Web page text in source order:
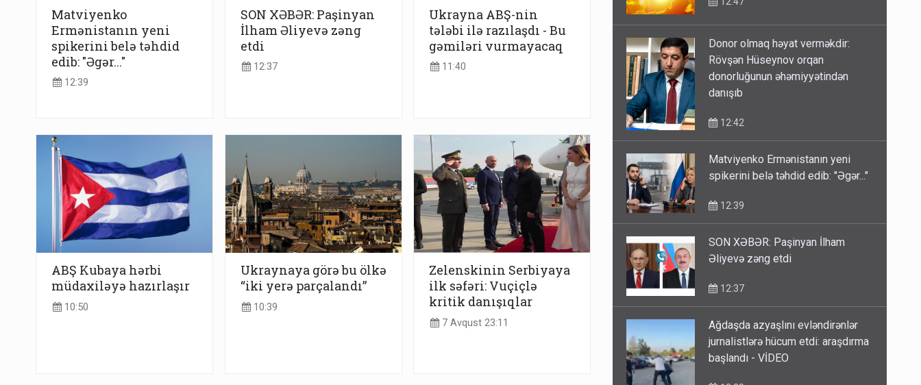
Matviyenko
Ermənistanın yeni
spikerini belə təhdid
edib: "Əgər..."
12:39
SON XƏBƏR: Paşinyan
İlham Əliyevə zəng
etdi
12:37
Ukrayna ABŞ-nin
tələbi ilə razılaşdı - Bu
gəmiləri vurmayacaq
11:40
ABŞ Kubaya hərbi
müdaxiləyə hazırlaşır
10:50
Ukraynaya görə bu ölkə
“iki yerə parçalandı”
10:39
Zelenskinin Serbiyaya
ilk səfəri: Vuçiçlə
kritik danışıqlar
7 Avqust 23:11
Donor olmaq həyat verməkdir:
Rövşən Hüseynov orqan
donorluğunun əhəmiyyətindən
danışıb
Matviyenko Ermənistanın yeni
spikerini belə təhdid edib: "Əgər..."
SON XƏBƏR: Paşinyan İlham
Əliyevə zəng etdi
Ağdaşda azyaşlını evləndirənlər
jurnalistlərə hücum etdi: araşdırma
başlandı - VİDEO